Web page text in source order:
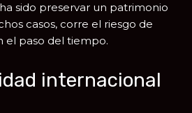
sido preservar un patrimonio
casos, corre el riesgo de
el paso del tiempo.
internacional